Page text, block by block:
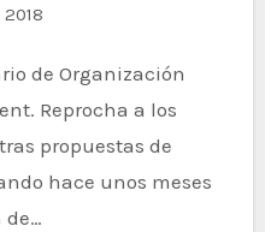
2018
Reprocha a los
propuestas de
hace unos meses
de…